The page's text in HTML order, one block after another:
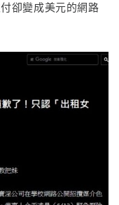
卻變成美元的網路